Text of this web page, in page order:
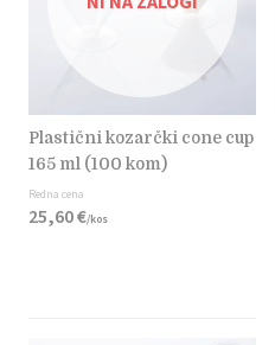
plastični kozarčki cone cup
165 ml (100 kom)
Redna cena
25,60€/kos